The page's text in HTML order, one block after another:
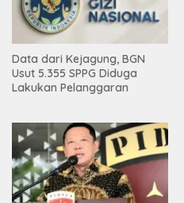
Data dari Kejagung, BGN
Usut 5.355 SPPG Diduga
Lakukan Pelanggaran